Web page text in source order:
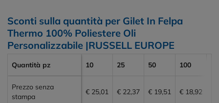
Sconti sulla quantità per Gilet In Felpa
Thermo 100% Poliestere Oli
Personalizzabile |RUSSELL EUROPE
Quantità pz 10 25 50 100
Prezzo senza
stampa
€ 25,01 € 22,37 € 19,51 € 18,92